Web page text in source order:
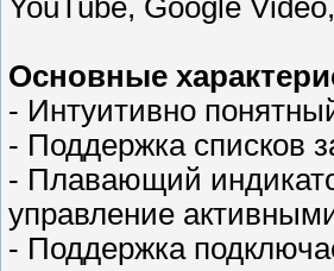
YouTube, Google
Основные
- Интуитивно
- Поддержка списков
- Плавающий
управление
- Поддержка